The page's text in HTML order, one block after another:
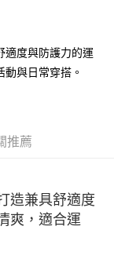
日，確認付款後即完
頁面所載為準。
過，訂單將自動取
期系統評分，恕無
直營門市／銀行轉
本公司）所提供，讓
店將買賣／分期付款
帳款。
商店將以您的個人
集、處理及利用，
適度與防護力的運
與日常穿搭。
推薦
造兼具舒適度
爽，適合運